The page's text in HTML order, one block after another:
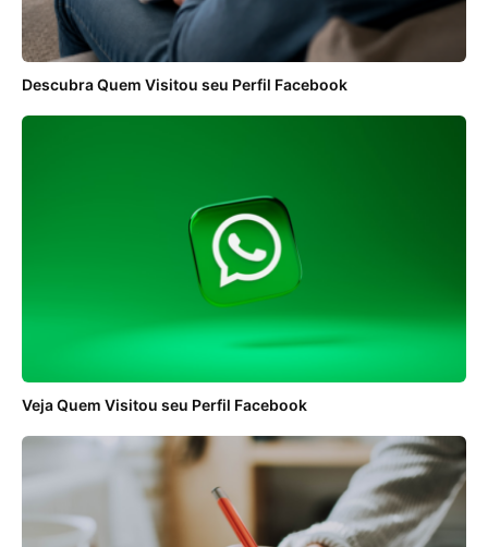
Descubra Quem Visitou seu Perfil Facebook
Veja Quem Visitou seu Perfil Facebook